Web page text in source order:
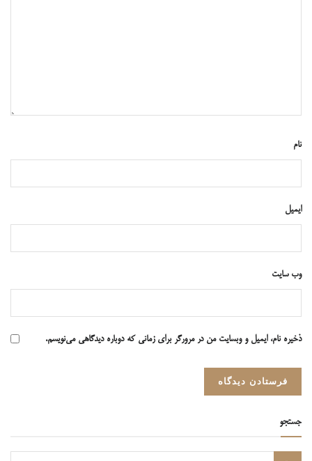
نام
ایمیل
وب‌ سایت
ذخیره نام، ایمیل و وبسایت من در مرورگر برای زمانی که دوباره دیدگاهی می‌نویسم.
جستجو